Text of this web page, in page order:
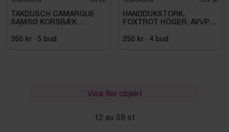
TAKDUSCH CAMARGUE
SAMSØ KORSBÆK
350 kr · 5 bud
HANDDUKSTORK.
FOXTROT HÖGER, AV\/PÅ
250 kr · 4 bud
Visa fler objekt
12 av 59 st